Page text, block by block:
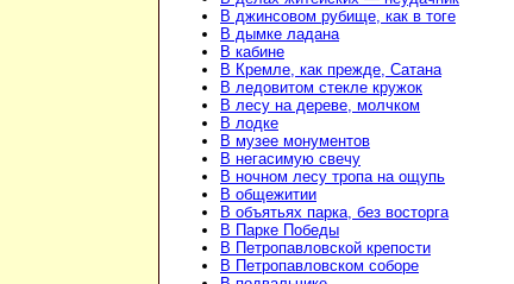
В джинсовом рубище, как в тоге
В дымке ладана
В кабине
В Кремле, как прежде, Сатана
В ледовитом стекле кружок
В лесу на дереве, молчком
В лодке
В музее монументов
В негасимую свечу
В ночном лесу тропа на ощупь
В общежитии
В объятьях парка, без восторга
В Парке Победы
В Петропавловской крепости
В Петропавловском соборе